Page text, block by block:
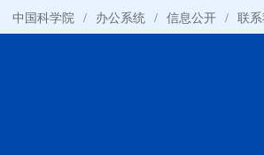
中国科学院 / 办公系统 / 信息公开 / 联系